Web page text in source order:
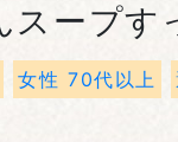
す
女性 70代以上